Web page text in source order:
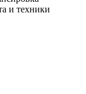
и техники